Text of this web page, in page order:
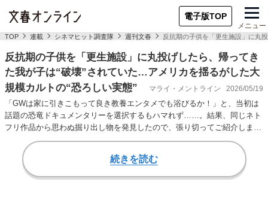
電子版TOP
メニュー
TOP 連載 シネマヒット調査隊 週刊文春 反抗期の子供を「更生施設」に丸
反抗期の子供を「更生施設」に丸投げしたら、帰ってき
た我が子は“破壊”されていた…アメリカを揺るがした大
規模カルトの“恐ろしい実態”
マライ・メントライン 2026/05/19
「GWは家に引きこもって良き教養エンタメでも浴びるか！」と、当初は
話題の恐竜ドキュメンタリーを選択するもハマれず……。結果、同じネト
フリ作品から思わぬ掘り出し物を発見したので、張り切ってご紹介しま
す！〈あらすじ・概要…
続きを読む